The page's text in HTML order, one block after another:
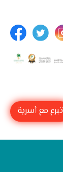
تبرع مع أسرية